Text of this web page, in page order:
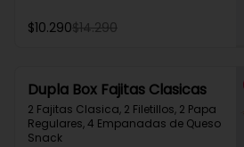
$10.290$14.290
Dupla Box Fajitas Clasicas
2 Fajitas Clasica, 2 Filetillos, 2 Papa
Regulares, 4 Empanadas de Queso
Snack